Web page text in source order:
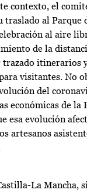
contexto, el
traslado al Parque
al aire
de la
trazado itinerarios
visitantes. No
del
económicas de la
esa evolución
artesanos
La Mancha,